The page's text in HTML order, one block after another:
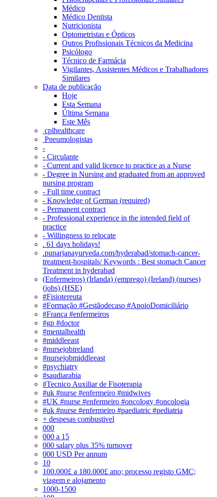
Médico
Médico Dentista
Nutricionista
Optometristas e Ópticos
Outros Profissionais Técnicos da Medicina
Psicólogo
Técnico de Farmácia
Vigilantes, Assistentes Médicos e Trabalhadores
Similares
Data de publicação
Hoje
Esta Semana
Última Semana
Este Mês
‎ cplhealthcare‬
Pneumologistas
-
- Circulante
- Current and valid licence to practice as a Nurse
- Degree in Nursing and graduated from an approved
nursing program
- Full time contract
- Knowledge of German (required)
- Permanent contract
- Professional experience in the intended field of
practice
- Willingness to relocate
. 61 days holidays!
.punarjanayurveda.com/hyderabad/stomach-cancer-
treatment-hospitals/ Keywords : Best stomach Cancer
Treatment in hyderabad
(Enfermeiros) (Irlanda) (emprego) (Ireland) (nurses)
(jobs) (HSE)
#Fisiotereuta
#Formação #Gestãodecaso #ApoioDomiciliário
#França #enfermeiros
#gp #doctor
#mentalhealth
#middleeast
#nursejobireland
#nursejobmiddleeast
#psychiatry
#saudiarabia
#Tecnico Auxiliar de Fisoterapia
#uk #nurse #enfermeiro #midwives
#UK #nurse #enfermeiro #oncology #oncologia
#uk #nurse #enfermeiro #paediatric #pediatria
+ despesas combustivel
000
000 a 15
000 salary plus 35% turnover
000 USD Per annum
10
100.000£ a 180.000£ ano; processo registo GMC;
viagem e alojamento
1000-1500